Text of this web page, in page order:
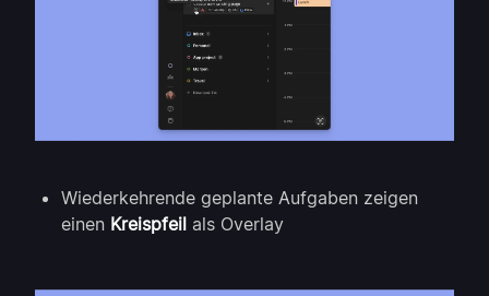
Wiederkehrende geplante Aufgaben zeigen
einen Kreispfeil als Overlay